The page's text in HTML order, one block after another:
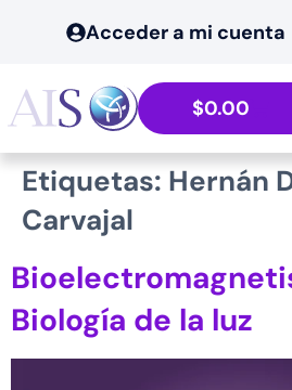
contenido
Acceder a mi cuenta
$0.00
Etiquetas: Hernán
Carvajal
Biología de la luz